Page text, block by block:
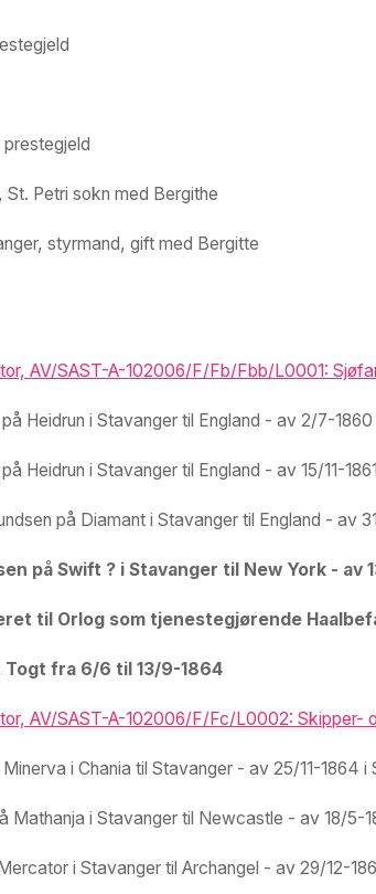
St. Petri sokn med Bergithe
styrmand, gift med Bergitte
AV/SAST-A-102006/F/Fb/Fbb/L0001:
Heidrun i Stavanger til England - av 2/7-
Heidrun i Stavanger til England - av 15/11-
på Diamant i Stavanger til England - av
på Swift ? i Stavanger til New York - av
til Orlog som tjenestegjørende
fra 6/6 til 13/9-1864
AV/SAST-A-102006/F/Fc/L0002: Skipper-
i Chania til Stavanger - av 25/11-1864 i
i Stavanger til Newcastle - av 18/5-
i Stavanger til Archangel - av 29/12-